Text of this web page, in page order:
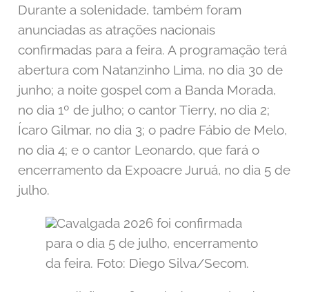
Durante a solenidade, também foram
anunciadas as atrações nacionais
confirmadas para a feira. A programação terá
abertura com Natanzinho Lima, no dia 30 de
junho; a noite gospel com a Banda Morada,
no dia 1º de julho; o cantor Tierry, no dia 2;
Ícaro Gilmar, no dia 3; o padre Fábio de Melo,
no dia 4; e o cantor Leonardo, que fará o
encerramento da Expoacre Juruá, no dia 5 de
julho.
Cavalgada 2026 foi confirmada
para o dia 5 de julho, encerramento
da feira. Foto: Diego Silva/Secom.